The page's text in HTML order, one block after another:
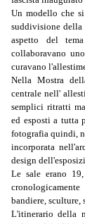
Un modello che
suddivisione della
aspetto del
collaboravano
curavano
Nella Mostra
centrale nell'
semplici ritratti
ed esposti a tutta
fotografia quindi,
incorporata
design
Le sale erano
bandiere,
L'itinerario della